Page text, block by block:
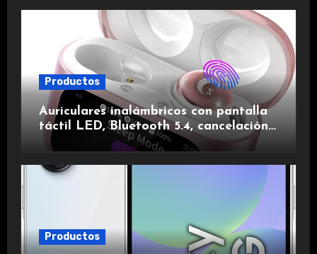
Productos
Auriculares inalámbricos con pantalla
táctil LED, Bluetooth 5.4, cancelación
de ruido, impermeables y de larga
duración.
Productos